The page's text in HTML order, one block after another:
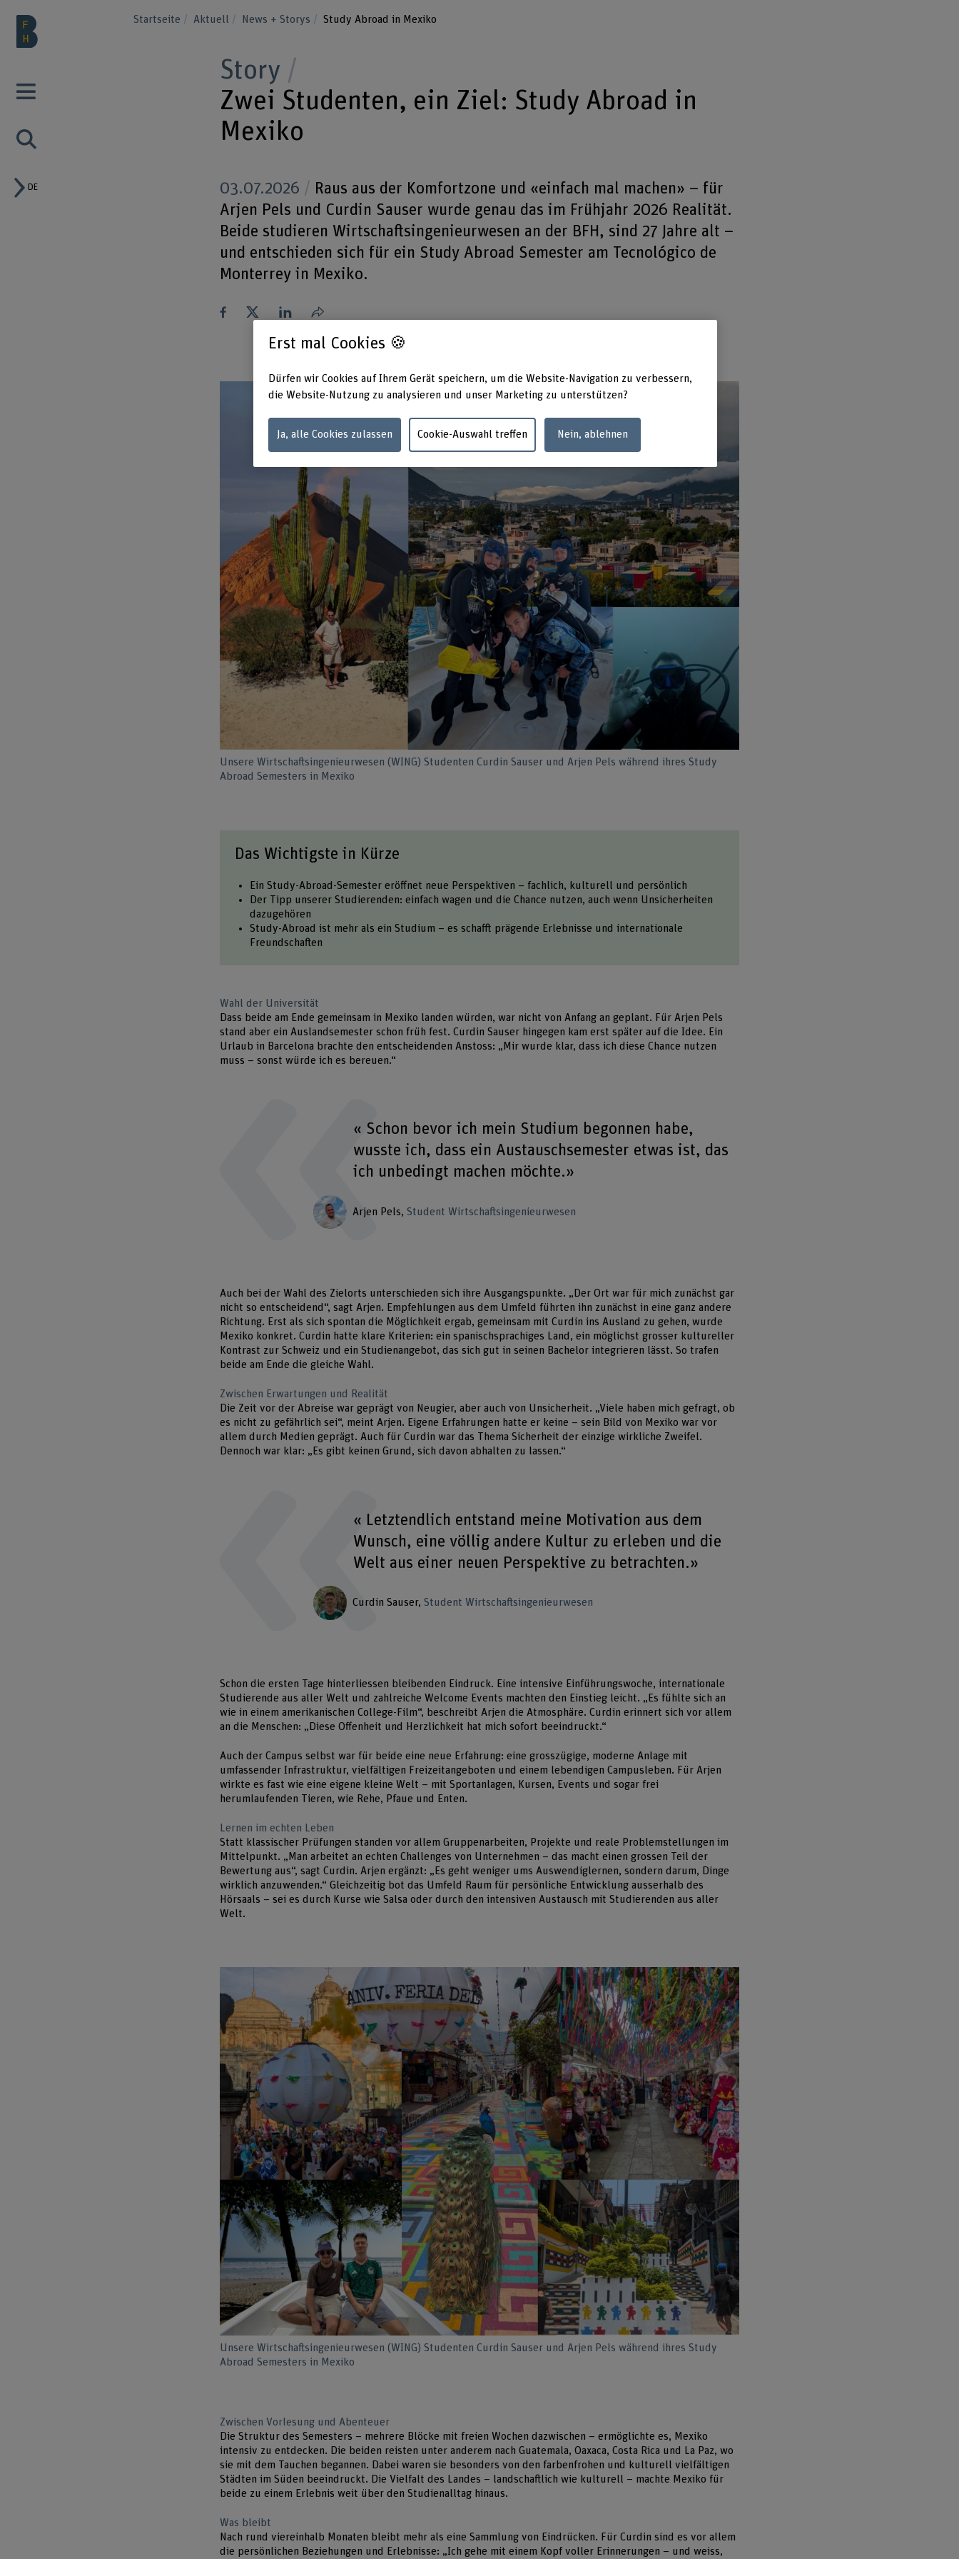
DE
Startseite Aktuell News + Storys Study Abroad in Mexiko
Story
Zwei Studenten, ein Ziel: Study Abroad in
Mexiko
03.07.2026
Raus aus der Komfortzone und «einfach mal machen» – für
Arjen Pels und Curdin Sauser wurde genau das im Frühjahr 2026 Realität.
Beide studieren Wirtschaftsingenieurwesen an der BFH, sind 27 Jahre alt –
und entschieden sich für ein Study Abroad Semester am Tecnológico de
Monterrey in Mexiko.
Teilen
Unsere Wirtschaftsingenieurwesen (WING) Studenten Curdin Sauser und Arjen Pels während ihres Study
Abroad Semesters in Mexiko
Das Wichtigste in Kürze
Ein Study-Abroad-Semester eröffnet neue Perspektiven – fachlich, kulturell und persönlich
Der Tipp unserer Studierenden: einfach wagen und die Chance nutzen, auch wenn Unsicherheiten
dazugehören
Study-Abroad ist mehr als ein Studium – es schafft prägende Erlebnisse und internationale
Freundschaften
Wahl der Universität
Dass beide am Ende gemeinsam in Mexiko landen würden, war nicht von Anfang an geplant. Für Arjen Pels
stand aber ein Auslandsemester schon früh fest. Curdin Sauser hingegen kam erst später auf die Idee. Ein
Urlaub in Barcelona brachte den entscheidenden Anstoss: „Mir wurde klar, dass ich diese Chance nutzen
muss – sonst würde ich es bereuen.“
« Schon bevor ich mein Studium begonnen habe,
wusste ich, dass ein Austauschsemester etwas ist, das
ich unbedingt machen möchte.»
Arjen Pels Student Wirtschaftsingenieurwesen
Auch bei der Wahl des Zielorts unterschieden sich ihre Ausgangspunkte. „Der Ort war für mich zunächst gar
nicht so entscheidend“, sagt Arjen. Empfehlungen aus dem Umfeld führten ihn zunächst in eine ganz andere
Richtung. Erst als sich spontan die Möglichkeit ergab, gemeinsam mit Curdin ins Ausland zu gehen, wurde
Mexiko konkret. Curdin hatte klare Kriterien: ein spanischsprachiges Land, ein möglichst grosser kultureller
Kontrast zur Schweiz und ein Studienangebot, das sich gut in seinen Bachelor integrieren lässt. So trafen
beide am Ende die gleiche Wahl.
Zwischen Erwartungen und Realität
Die Zeit vor der Abreise war geprägt von Neugier, aber auch von Unsicherheit. „Viele haben mich gefragt, ob
es nicht zu gefährlich sei“, meint Arjen. Eigene Erfahrungen hatte er keine – sein Bild von Mexiko war vor
allem durch Medien geprägt. Auch für Curdin war das Thema Sicherheit der einzige wirkliche Zweifel.
Dennoch war klar: „Es gibt keinen Grund, sich davon abhalten zu lassen.“
« Letztendlich entstand meine Motivation aus dem
Wunsch, eine völlig andere Kultur zu erleben und die
Welt aus einer neuen Perspektive zu betrachten.»
Curdin Sauser Student Wirtschaftsingenieurwesen
Schon die ersten Tage hinterliessen bleibenden Eindruck. Eine intensive Einführungswoche, internationale
Studierende aus aller Welt und zahlreiche Welcome Events machten den Einstieg leicht. „Es fühlte sich an
wie in einem amerikanischen College-Film“, beschreibt Arjen die Atmosphäre. Curdin erinnert sich vor allem
an die Menschen: „Diese Offenheit und Herzlichkeit hat mich sofort beeindruckt.“
Auch der Campus selbst war für beide eine neue Erfahrung: eine grosszügige, moderne Anlage mit
umfassender Infrastruktur, vielfältigen Freizeitangeboten und einem lebendigen Campusleben. Für Arjen
wirkte es fast wie eine eigene kleine Welt – mit Sportanlagen, Kursen, Events und sogar frei
herumlaufenden Tieren, wie Rehe, Pfaue und Enten.
Lernen im echten Leben
Statt klassischer Prüfungen standen vor allem Gruppenarbeiten, Projekte und reale Problemstellungen im
Mittelpunkt. „Man arbeitet an echten Challenges von Unternehmen – das macht einen grossen Teil der
Bewertung aus“, sagt Curdin. Arjen ergänzt: „Es geht weniger ums Auswendiglernen, sondern darum, Dinge
wirklich anzuwenden.“ Gleichzeitig bot das Umfeld Raum für persönliche Entwicklung ausserhalb des
Hörsaals – sei es durch Kurse wie Salsa oder durch den intensiven Austausch mit Studierenden aus aller
Welt.
Unsere Wirtschaftsingenieurwesen (WING) Studenten Curdin Sauser und Arjen Pels während ihres Study
Abroad Semesters in Mexiko
Zwischen Vorlesung und Abenteuer
Die Struktur des Semesters – mehrere Blöcke mit freien Wochen dazwischen – ermöglichte es, Mexiko
intensiv zu entdecken. Die beiden reisten unter anderem nach Guatemala, Oaxaca, Costa Rica und La Paz, wo
sie mit dem Tauchen begannen. Dabei waren sie besonders von den farbenfrohen und kulturell vielfältigen
Städten im Süden beeindruckt. Die Vielfalt des Landes – landschaftlich wie kulturell – machte Mexiko für
beide zu einem Erlebnis weit über den Studienalltag hinaus.
Was bleibt
Nach rund viereinhalb Monaten bleibt mehr als eine Sammlung von Eindrücken. Für Curdin sind es vor allem
die persönlichen Beziehungen und Erlebnisse: „Ich gehe mit einem Kopf voller Erinnerungen – und weiss,
Erst mal Cookies 🍪
Dürfen wir Cookies auf Ihrem Gerät speichern, um die Website-Navigation zu verbessern,
die Website-Nutzung zu analysieren und unser Marketing zu unterstützen?
Ja, alle Cookies zulassen Cookie-Auswahl treffen Nein, ablehnen